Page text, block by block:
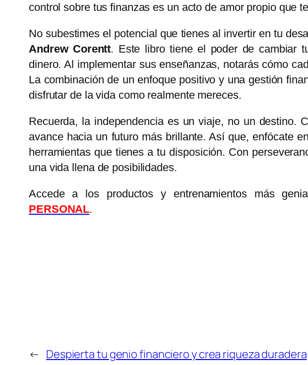
control sobre tus finanzas es un acto de amor propio que
No subestimes el potencial que tienes al invertir en tu
Andrew Corentt. Este libro tiene el poder de cambiar
dinero. Al implementar sus enseñanzas, notarás cómo
La combinación de un enfoque positivo y una gestión
disfrutar de la vida como realmente mereces.
Recuerda, la independencia es un viaje, no un destino.
avance hacia un futuro más brillante. Así que, enfócate
herramientas que tienes a tu disposición. Con
una vida llena de posibilidades.
Accede a los productos y entrenamientos más
PERSONAL.
← Despierta tu genio financiero y crea riqueza duradera